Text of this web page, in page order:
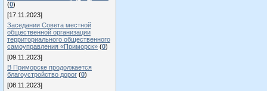
(0)
[17.11.2023]
Заседании Совета местной
общественной организации
территориального общественного
самоуправления «Приморск» (0)
[09.11.2023]
В Приморске продолжается
благоустройство дорог (0)
[08.11.2023]